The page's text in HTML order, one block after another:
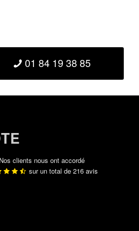
01 84 19 38 85
Nos clients nous ont accordé
sur un total de 216avis